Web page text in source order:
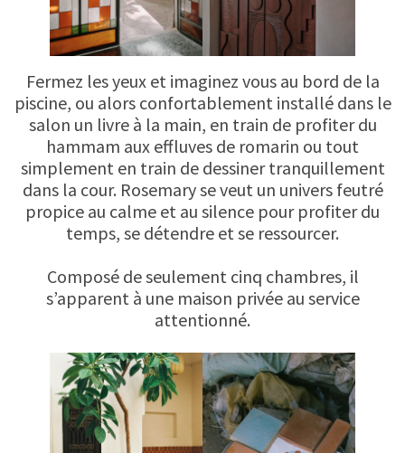
Fermez les yeux et imaginez vous au bord de la
piscine, ou alors confortablement installé dans le
salon un livre à la main, en train de profiter du
hammam aux effluves de romarin ou tout
simplement en train de dessiner tranquillement
dans la cour. Rosemary se veut un univers feutré
propice au calme et au silence pour profiter du
temps, se détendre et se ressourcer.
Composé de seulement cinq chambres, il
s’apparent à une maison privée au service
attentionné.